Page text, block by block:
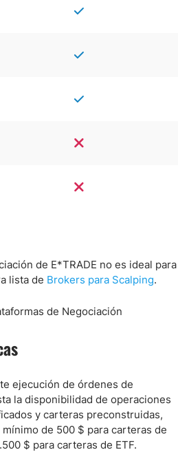
de E*TRADE no es ideal para
lista de Brokers para Scalping.
ejecución de órdenes de
la disponibilidad de operaciones
y carteras preconstruidas,
de 500 $ para carteras de
$ para carteras de ETF.